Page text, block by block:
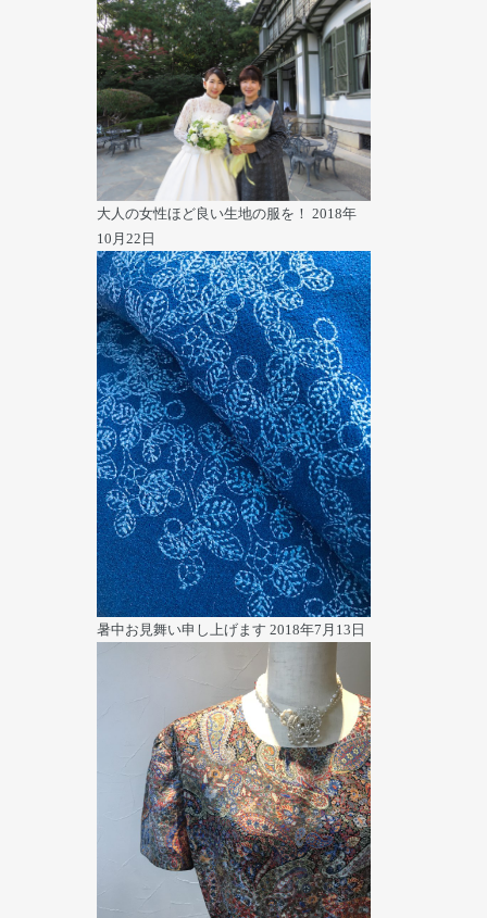
大人の女性ほど良い生地の服を！ 2018年
10月22日
暑中お見舞い申し上げます 2018年7月13日